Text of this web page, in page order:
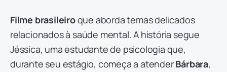
Filme brasileiroque aborda temas delicados
relacionados à saúde mental. A história segue
Jéssica, uma estudante de psicologia que,
durante seu estágio, começa a atenderBárbara,